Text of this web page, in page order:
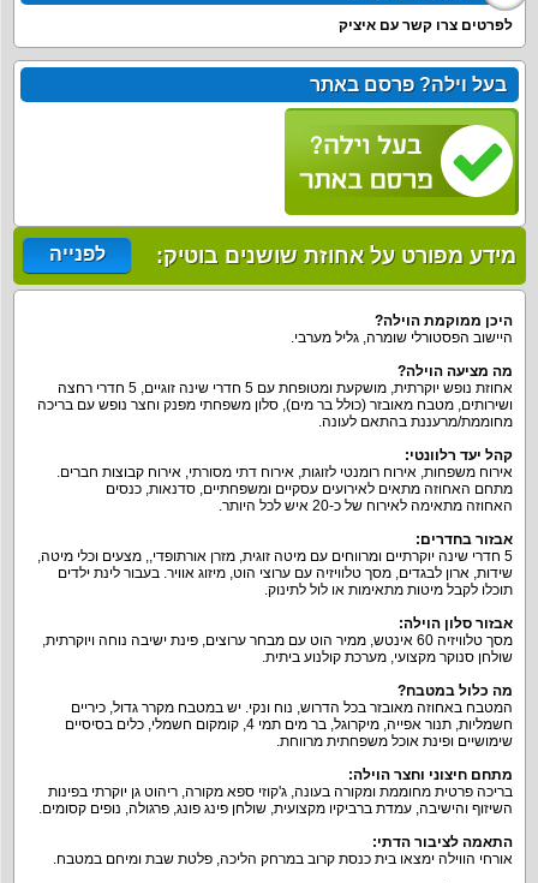
לפרטים צרו קשר עם איציק
בעל וילה? פרסם באתר
מידע מפורט על אחוזת שושנים בוטיק: לפנייה
היכן ממוקמת הוילה?
היישוב הפסטורלי שומרה, גליל מערבי.
מה מציעה הוילה?
אחוזת נופש יוקרתית, מושקעת ומטופחת עם 5 חדרי שינה זוגיים, 5 חדרי רחצה
ושירותים, מטבח מאובזר (כולל בר מים), סלון משפחתי מפנק וחצר נופש עם בריכה
מחוממת/מרעננת בהתאם לעונה.
קהל יעד רלוונטי:
אירוח משפחות, אירוח רומנטי לזוגות, אירוח דתי מסורתי, אירוח קבוצות חברים.
מתחם האחוזה מתאים לאירועים עסקיים ומשפחתיים, סדנאות, כנסים
האחוזה מתאימה לאירוח של כ-20 איש לכל היותר.
אבזור בחדרים:
5 חדרי שינה יוקרתיים ומרווחים עם מיטה זוגית, מזרן אורתופדי,, מצעים וכלי מיטה,
שידות, ארון לבגדים, מסך טלוויזיה עם ערוצי הוט, מיזוג אוויר. בעבור לינת ילדים
תוכלו לקבל מיטות מתאימות או לול לתינוק.
אבזור סלון הוילה:
מסך טלוויזיה 60 אינטש, ממיר הוט עם מבחר ערוצים, פינת ישיבה נוחה ויוקרתית,
שולחן סנוקר מקצועי, מערכת קולנוע ביתית.
מה כלול במטבח?
המטבח באחוזה מאובזר בכל הדרוש, נוח ונקי. יש במטבח מקרר גדול, כיריים
חשמליות, תנור אפייה, מיקרוגל, בר מים תמי 4, קומקום חשמלי, כלים בסיסיים
שימושיים ופינת אוכל משפחתית מרווחת.
מתחם חיצוני וחצר הוילה:
בריכה פרטית מחוממת ומקורה בעונה, ג'קוזי ספא מקורה, ריהוט גן יוקרתי בפינות
השיזוף והישיבה, עמדת ברביקיו מקצועית, שולחן פינג פונג, פרגולה, נופים קסומים.
התאמה לציבור הדתי:
אורחי הווילה ימצאו בית כנסת קרוב במרחק הליכה, פלטת שבת ומיחם במטבח.